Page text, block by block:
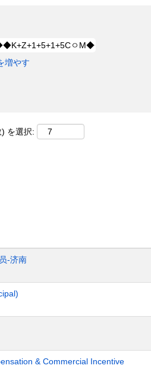
増やす
を選択:
-济南
& Commercial Incentive